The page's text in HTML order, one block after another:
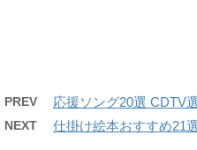
PREV 応援ソング20選 CDTV
NEXT 仕掛け絵本おすすめ21